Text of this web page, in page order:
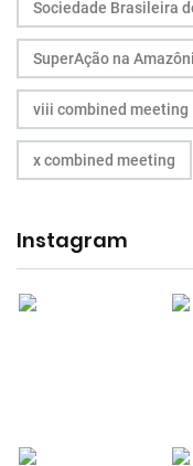
Sociedade Brasileira
SuperAção na
viii combined meeting
x combined meeting
Instagram